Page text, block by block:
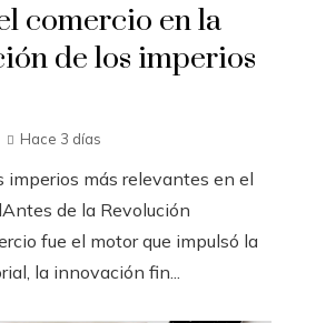
comercio en la
de los imperios
Hace 3 días
imperios más relevantes en el
de la Revolución
fue el motor que impulsó la
la innovación fin...